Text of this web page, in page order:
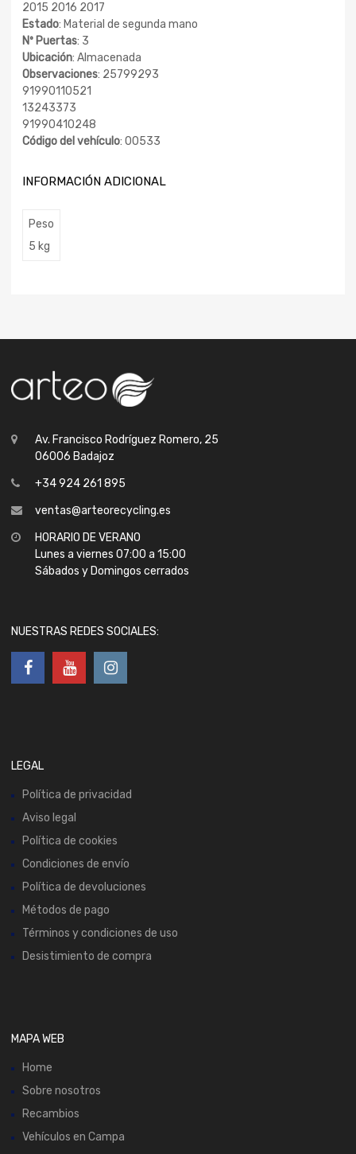
2015 2016 2017
Estado: Material de segunda mano
Nº Puertas: 3
Ubicación: Almacenada
Observaciones: 25799293
91990110521
13243373
91990410248
Código del vehículo: 00533
INFORMACIÓN ADICIONAL
Peso
5 kg
Av. Francisco Rodríguez Romero, 25
06006 Badajoz
+34 924 261 895
ventas@arteorecycling.es
HORARIO DE VERANO
Lunes a viernes 07:00 a 15:00
Sábados y Domingos cerrados
NUESTRAS REDES SOCIALES:
LEGAL
Política de privacidad
Aviso legal
Política de cookies
Condiciones de envío
Política de devoluciones
Métodos de pago
Términos y condiciones de uso
Desistimiento de compra
MAPA WEB
Home
Sobre nosotros
Recambios
Vehículos en Campa